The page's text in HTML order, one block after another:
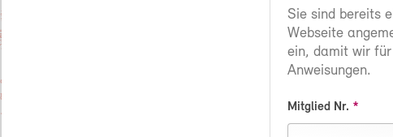
Sie sind bereits
Webseite
ein, damit wir für
Anweisungen.
Mitglied Nr.